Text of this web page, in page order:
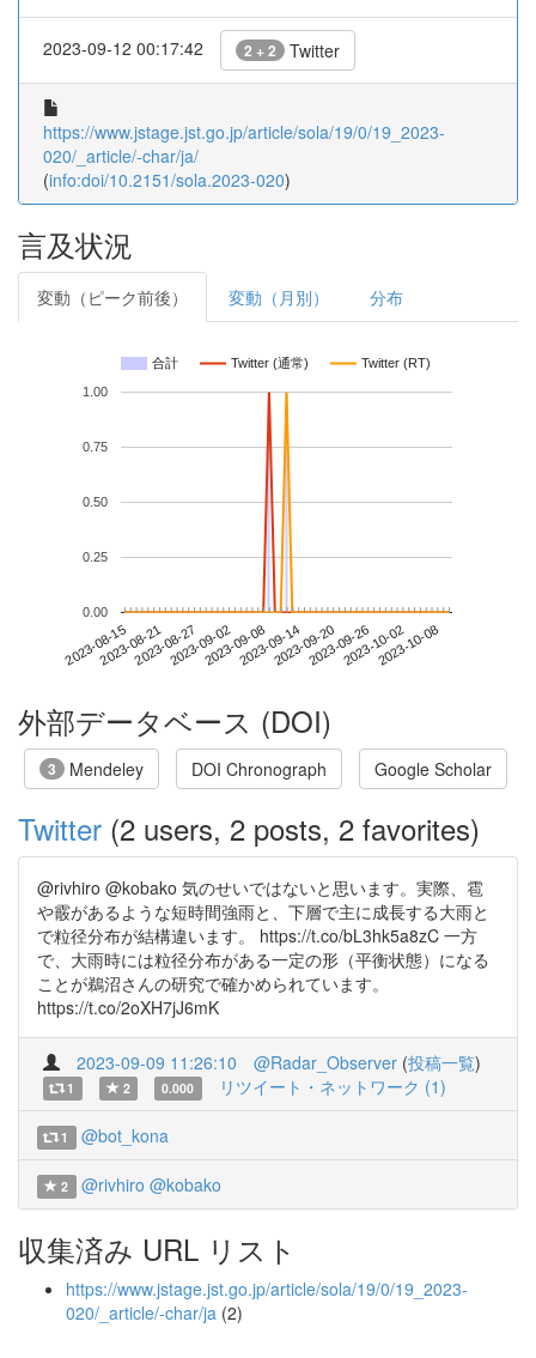
2023-09-12 00:17:42 2 + 2 Twitter
https://www.jstage.jst.go.jp/article/sola/19/0/19_2023-
020/_article/-char/ja/
(info:doi/10.2151/sola.2023-020)
言及状況
変動（ピーク前後） 変動（月別） 分布
合計 Twitter (通常) Twitter (RT)
2023-08-152023-08-212023-08-272023-09-022023-09-082023-09-142023-09-202023-09-262023-10-022023-10-08
0.00
0.25
0.50
0.75
1.00
外部データベース (DOI)
3 Mendeley DOI Chronograph Google Scholar
Twitter (2 users, 2 posts, 2 favorites)
@rivhiro @kobako 気のせいではないと思います。実際、雹
や霰があるような短時間強雨と、下層で主に成長する大雨と
で粒径分布が結構違います。 https://t.co/bL3hk5a8zC 一方
で、大雨時には粒径分布がある一定の形（平衡状態）になる
ことが鵜沼さんの研究で確かめられています。
https://t.co/2oXH7jJ6mK
2023-09-09 11:26:10 @Radar_Observer (投稿一覧)
1 2 0.000 リツイート・ネットワーク (1)
1 @bot_kona
2 @rivhiro @kobako
収集済み URL リスト
https://www.jstage.jst.go.jp/article/sola/19/0/19_2023-
020/_article/-char/ja (2)